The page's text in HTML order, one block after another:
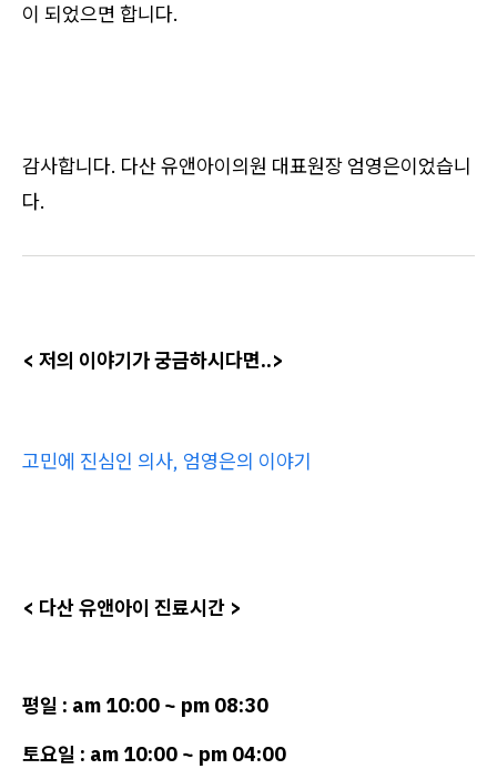
이 되었으면 합니다.
감사합니다. 다산 유앤아이의원 대표원장 엄영은이었습니
다.
< 저의 이야기가 궁금하시다면..>
고민에 진심인 의사, 엄영은의 이야기
< 다산 유앤아이 진료시간 >
평일 : am 10:00 ~ pm 08:30
토요일 : am 10:00 ~ pm 04:00